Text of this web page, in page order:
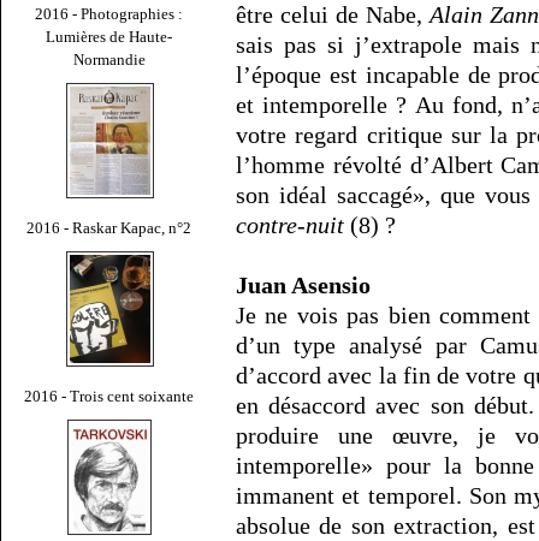
2016 - Photographies :
Lumières de Haute-
Normandie
2016 - Raskar Kapac, n°2
2016 - Trois cent soixante
être celui de Nabe, Alain
sais pas si j’extrapole mais
l’époque est incapable de
et intemporelle ? Au fond,
votre regard critique sur la
l’homme révolté d’Albert
son idéal saccagé», que
contre-nuit (8) ?
Juan Asensio
Je ne vois pas bien
d’un type analysé par
d’accord avec la fin de votre
en désaccord avec son
produire une œuvre, je
intemporelle» pour la
immanent et temporel. Son
absolue de son extraction,